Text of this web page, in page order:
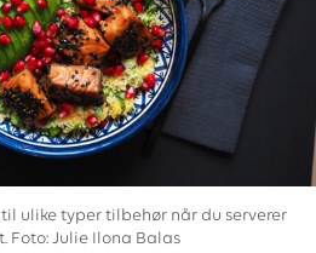
ulike typer tilbehør når du serverer
Foto: Julie Ilona Balas